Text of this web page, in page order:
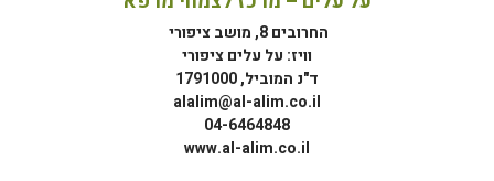
החרובים 8, מושב ציפורי
וויז: על עלים ציפורי
ד"נ המוביל, 1791000
alalim@al-alim.co.il
04-6464848
www.al-alim.co.il